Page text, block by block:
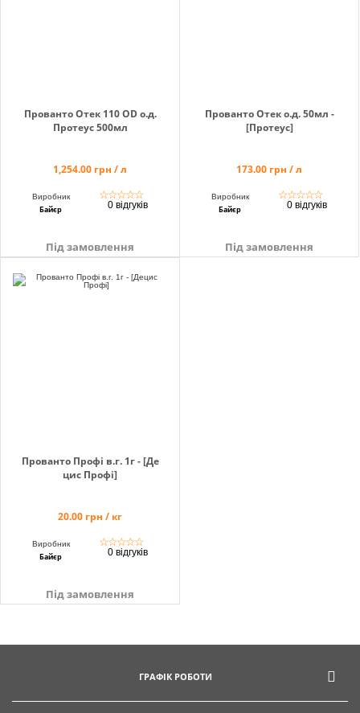
Прованто Отек 110 OD о.д.
Протеус 500мл
1,254.00 грн / л
Виробник
Байєр
☆☆☆☆☆
0 відгуків
Під замовлення
Прованто Отек о.д. 50мл -
[Протеус]
173.00 грн / л
Виробник
Байєр
☆☆☆☆☆
0 відгуків
Під замовлення
Прованто Профі в.г. 1г - [Де
цис Профі]
20.00 грн / кг
Виробник
Байєр
☆☆☆☆☆
0 відгуків
Під замовлення
ГРАФІК РОБОТИ